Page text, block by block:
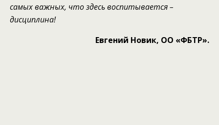
самых важных, что здесь воспитывается –
дисциплина!
Евгений Новик, ОО «ФБТР».